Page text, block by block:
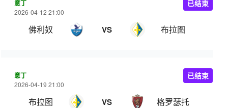
意丁
2026-04-12 21:00
佛利奴 VS 布拉图
已结束
意丁
2026-04-19 21:00
布拉图 VS 格罗瑟托
已结束